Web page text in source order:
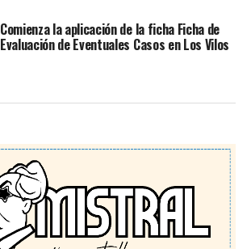
Comienza la aplicación de la ficha Ficha de
Evaluación de Eventuales Casos en Los Vilos